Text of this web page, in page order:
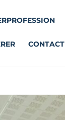
CONTACT